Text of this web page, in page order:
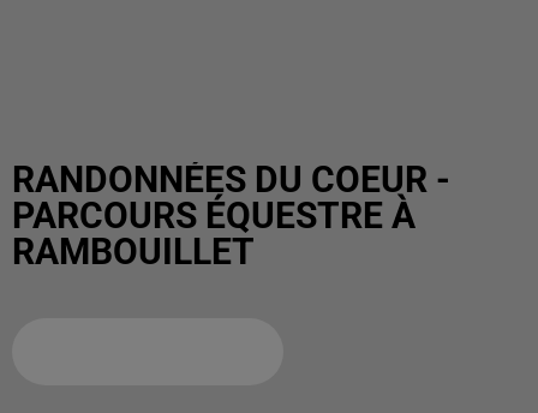
RANDONNÉES DU COEUR -
PARCOURS ÉQUESTRE À
RAMBOUILLET